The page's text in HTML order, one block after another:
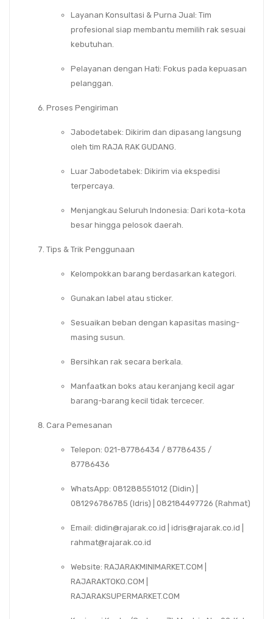
Layanan Konsultasi & Purna Jual: Tim
profesional siap membantu memilih rak sesuai
kebutuhan.
Pelayanan dengan Hati: Fokus pada kepuasan
pelanggan.
Proses Pengiriman
Jabodetabek: Dikirim dan dipasang langsung
oleh tim RAJA RAK GUDANG.
Luar Jabodetabek: Dikirim via ekspedisi
terpercaya.
Menjangkau Seluruh Indonesia: Dari kota-kota
besar hingga pelosok daerah.
Tips & Trik Penggunaan
Kelompokkan barang berdasarkan kategori.
Gunakan label atau sticker.
Sesuaikan beban dengan kapasitas masing-
masing susun.
Bersihkan rak secara berkala.
Manfaatkan boks atau keranjang kecil agar
barang-barang kecil tidak tercecer.
Cara Pemesanan
Telepon: 021-87786434 / 87786435 /
87786436
WhatsApp: 081288551012 (Didin) |
081296786785 (Idris) | 082184497726 (Rahmat)
Email: didin@rajarak.co.id idris@rajarak.co.id
rahmat@rajarak.co.id
Website: RAJARAKMINIMARKET.COM |
RAJARAKTOKO.COM |
RAJARAKSUPERMARKET.COM